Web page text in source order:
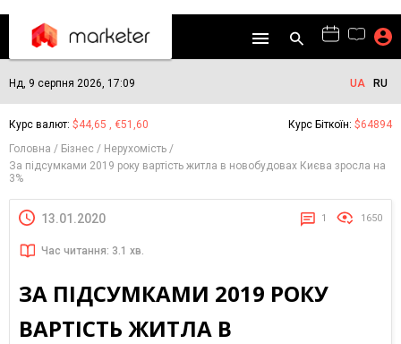
Нд, 9 серпня 2026, 17:09 UA RU
Курс валют: $44,65 , €51,60 Курс Біткоїн: $64894
Головна
Бізнес
Нерухомість
За підсумками 2019 року вартість житла в новобудовах Києва зросла на
3%
13.01.2020 1 1650
Час читання: 3.1 хв.
ЗА ПІДСУМКАМИ 2019 РОКУ
ВАРТІСТЬ ЖИТЛА В